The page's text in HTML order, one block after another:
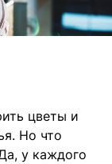
цветы и
Но что
у каждого